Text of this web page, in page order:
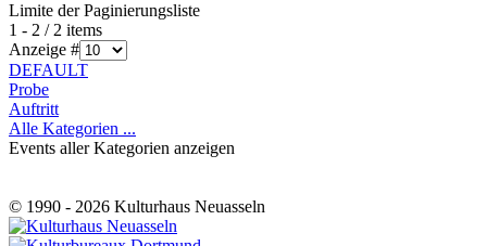
Limite der Paginierungsliste
1 - 2 / 2 items
Anzeige #
DEFAULT
Probe
Auftritt
Alle Kategorien ...
Events aller Kategorien anzeigen
© 1990 - 2026 Kulturhaus Neuasseln